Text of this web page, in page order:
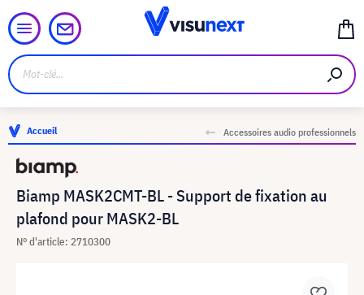
Accueil Accessoires audio professionnels
Biamp MASK2CMT-BL - Support de fixation au
plafond pour MASK2-BL
N° d'article: 2710300